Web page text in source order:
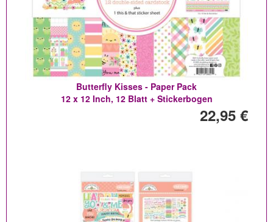
Butterfly Kisses - Paper Pack
12 x 12 Inch, 12 Blatt + Stickerbogen
22,95 €